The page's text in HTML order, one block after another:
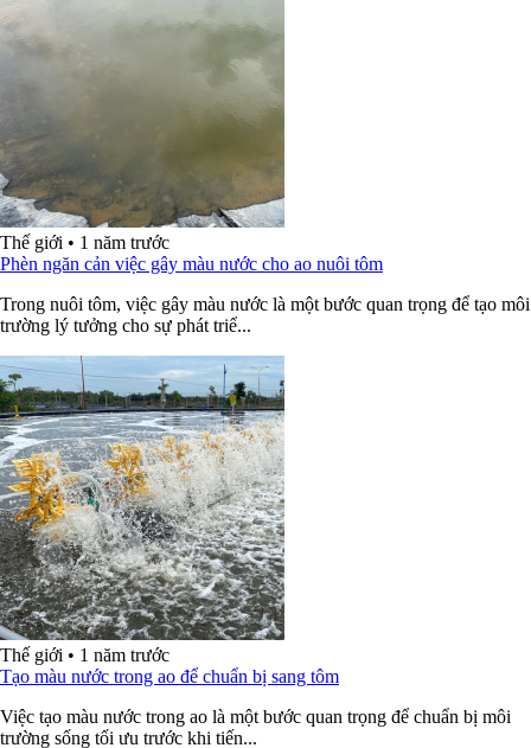
Thế giới • 1 năm trước
Phèn ngăn cản việc gây màu nước cho ao nuôi tôm
Trong nuôi tôm, việc gây màu nước là một bước quan trọng để tạo môi
trường lý tưởng cho sự phát triể...
Thế giới • 1 năm trước
Tạo màu nước trong ao để chuẩn bị sang tôm
Việc tạo màu nước trong ao là một bước quan trọng để chuẩn bị môi
trường sống tối ưu trước khi tiến...